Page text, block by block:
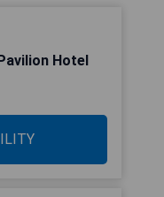
Hotel